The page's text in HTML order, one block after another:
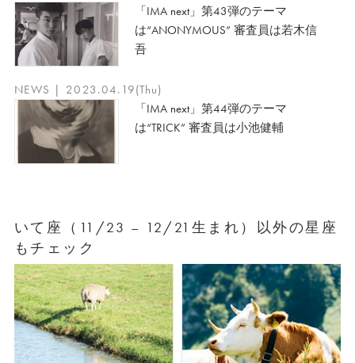
「IMA next」第43弾のテーマ
は“ANONYMOUS” 審査員は若木信
吾
NEWS | 2023.04.19(Thu)
「IMA next」第44弾のテーマ
は“TRICK” 審査員は小池健輔
いて座（11/23 – 12/21生まれ）以外の星座
もチェック